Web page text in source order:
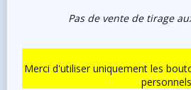
Pas de vente de tirage
Merci d'utiliser uniquement les